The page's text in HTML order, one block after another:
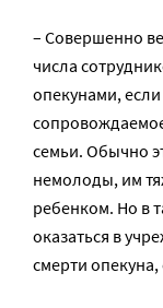
– Совершенно
числа
опекунами,
семьи. Обычно
немолоды, им
ребенком. Но в
оказаться в
смерти опекуна,